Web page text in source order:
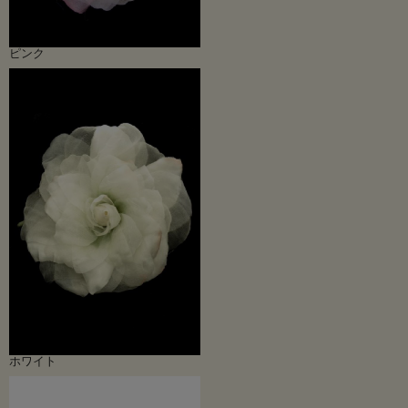
ピンク
ホワイト